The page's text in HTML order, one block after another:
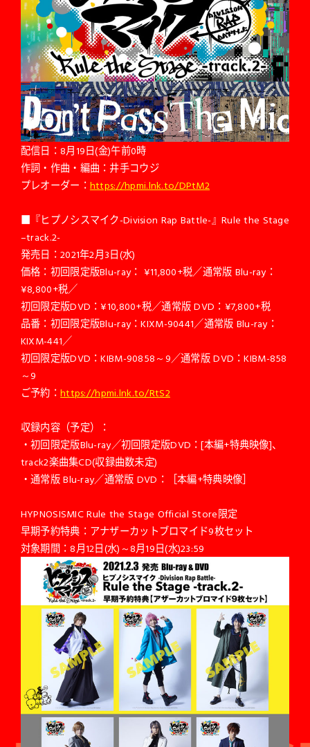
配信日：8月19日(金)午前0時
作詞・作曲・編曲：井手コウジ
プレオーダー： https://hpmi.lnk.to/DPtM2
■『ヒプノシスマイク-Division Rap Battle-』Rule the Stage
–track.2-
発売日：2021年2月3日(水)
価格：初回限定版Blu-ray： ¥11,800+税／通常版 Blu-ray：
¥8,800+税／
初回限定版DVD：¥10,800+税／通常版 DVD：¥7,800+税
品番：初回限定版Blu-ray：KIXM-90441／通常版 Blu-ray：
KIXM-441／
初回限定版DVD：KIBM-90858～9／通常版 DVD：KIBM-858
～9
ご予約：https://hpmi.lnk.to/RtS2
収録内容（予定）：
・初回限定版Blu-ray／初回限定版DVD：[本編+特典映像]、
track2楽曲集CD(収録曲数未定)
・通常版 Blu-ray／通常版 DVD：［本編+特典映像］
HYPNOSISMIC Rule the Stage Official Store限定
早期予約特典：アナザーカットブロマイド9枚セット
対象期間：8月12日(水)～8月19日(水)23:59